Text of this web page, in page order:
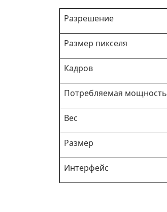
Разрешение
Размер пикселя
Кадров
Потребляемая мощность
Вес
Размер
Интерфейс